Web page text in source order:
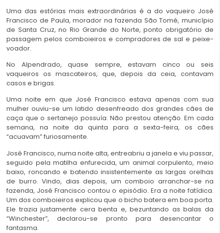
Uma das estórias mais extraordinárias é a do vaqueiro José
Francisco de Paula, morador na fazenda São Tomé, município
de Santa Cruz, no Rio Grande do Norte, ponto obrigatório de
passagem pelos comboieiros e compradores de sal e peixe-
voador.
No Alpendrado, quase sempre, estavam cinco ou seis
vaqueiros os mascateiros, que, depois da ceia, contavam
casos e brigas.
Uma noite em que José Francisco estava apenas com sua
mulher ouviu-se um latido desenfreado dos grandes cães de
caça que o sertanejo possuía. Não prestou atenção. Em cada
semana, na noite da quinta para a sexta-feira, os cães
“acuavam” furiosamente.
José Francisco, numa noite alta, entreabriu a janela e viu passar,
seguido pela matilha enfurecida, um animal corpulento, meio
baixo, roncando e batendo insistentemente as largas orelhas
de burro. Vindo, dias depois, um comboio arranchar-se na
fazenda, José Francisco contou o episódio. Era a noite fatídica.
Um dos comboieiros explicou que o bicho batera em boa porta.
Ele trazia justamente cera benta e, bezuntando as balas da
“Winchester”, declarou-se pronto para desencantar o
fantasma.